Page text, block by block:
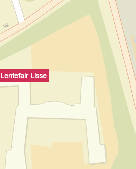
Lentefair Lisse